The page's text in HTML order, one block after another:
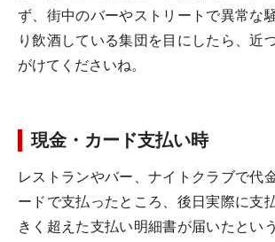
ず、街中のバーやストリートで異常な
り飲酒している集団を目にしたら、近
がけてくださいね。
現金・カード支払い時
レストランやバー、ナイトクラブで代
ードで支払ったところ、後日実際に支
きく超えた支払い明細書が届いたとい